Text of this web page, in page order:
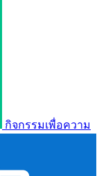
กิจกรรมเพื่อความ